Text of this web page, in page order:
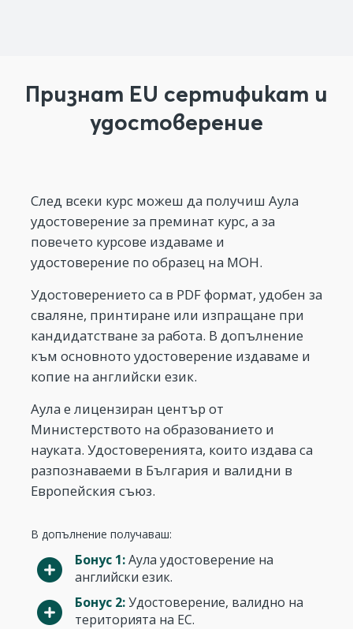
Признат EU сертификат и
удостоверение
След всеки курс можеш да получиш Аула
удостоверение за преминат курс, а за
повечето курсове издаваме и
удостоверение по образец на МОН.
Удостоверението са в PDF формат, удобен за
сваляне, принтиране или изпращане при
кандидатстване за работа. В допълнение
към основното удостоверение издаваме и
копие на английски език.
Аула е лицензиран център от
Министерството на образованието и
науката. Удостоверенията, които издава са
разпознаваеми в България и валидни в
Европейския съюз.
В допълнение получаваш:
Бонус 1:Аула удостоверение на
английски език.
Бонус 2:Удостоверение, валидно на
територията на ЕС.